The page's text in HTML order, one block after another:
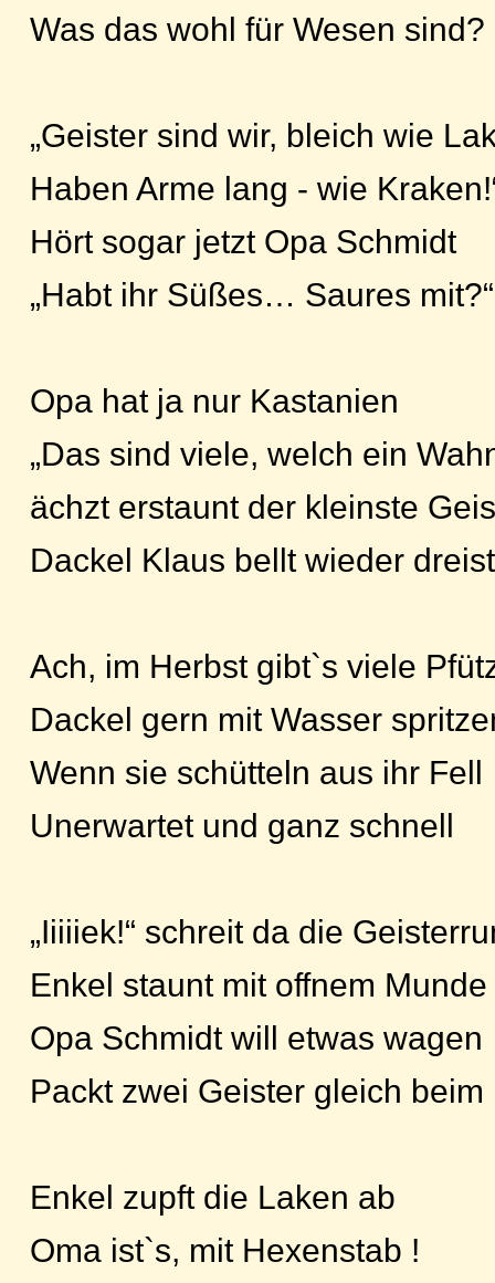
Was das wohl für Wesen sind?
„Geister sind wir, bleich wie
Haben Arme lang - wie
Hört sogar jetzt Opa Schmidt
„Habt ihr Süßes… Saures mit?“
Opa hat ja nur Kastanien
„Das sind viele, welch ein
ächzt erstaunt der kleinste
Dackel Klaus bellt wieder dreist
Ach, im Herbst gibt`s viele
Dackel gern mit Wasser
Wenn sie schütteln aus ihr Fell
Unerwartet und ganz schnell
„Iiiiiek!“ schreit da die
Enkel staunt mit offnem Munde
Opa Schmidt will etwas wagen
Packt zwei Geister gleich beim
Enkel zupft die Laken ab
Oma ist`s, mit Hexenstab !